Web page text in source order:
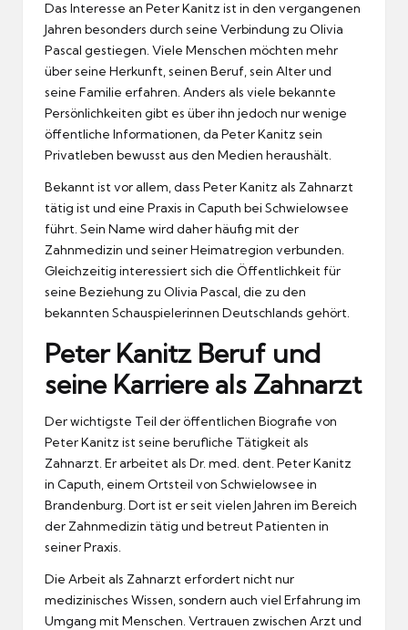
Das Interesse an Peter Kanitz ist in den vergangenen
Jahren besonders durch seine Verbindung zu Olivia
Pascal gestiegen. Viele Menschen möchten mehr
über seine Herkunft, seinen Beruf, sein Alter und
seine Familie erfahren. Anders als viele bekannte
Persönlichkeiten gibt es über ihn jedoch nur wenige
öffentliche Informationen, da Peter Kanitz sein
Privatleben bewusst aus den Medien heraushält.
Bekannt ist vor allem, dass Peter Kanitz als Zahnarzt
tätig ist und eine Praxis in Caputh bei Schwielowsee
führt. Sein Name wird daher häufig mit der
Zahnmedizin und seiner Heimatregion verbunden.
Gleichzeitig interessiert sich die Öffentlichkeit für
seine Beziehung zu Olivia Pascal, die zu den
bekannten Schauspielerinnen Deutschlands gehört.
Peter Kanitz Beruf und
seine Karriere als Zahnarzt
Der wichtigste Teil der öffentlichen Biografie von
Peter Kanitz ist seine berufliche Tätigkeit als
Zahnarzt. Er arbeitet als Dr. med. dent. Peter Kanitz
in Caputh, einem Ortsteil von Schwielowsee in
Brandenburg. Dort ist er seit vielen Jahren im Bereich
der Zahnmedizin tätig und betreut Patienten in
seiner Praxis.
Die Arbeit als Zahnarzt erfordert nicht nur
medizinisches Wissen, sondern auch viel Erfahrung im
Umgang mit Menschen. Vertrauen zwischen Arzt und